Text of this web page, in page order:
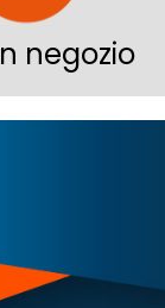
negozio